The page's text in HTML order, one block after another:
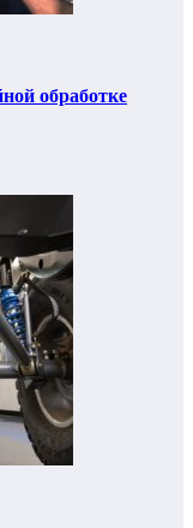
обработке